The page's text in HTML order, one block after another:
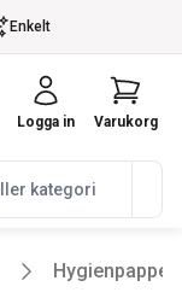
Enkelt
Logga in Varukorg
Hygienpapper